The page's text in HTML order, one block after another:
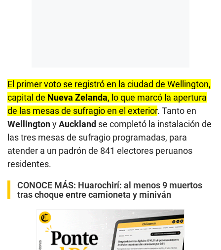
El primer voto se registró en la ciudad de Wellington,
capital de Nueva Zelanda, lo que marcó la apertura
de las mesas de sufragio en el exterior. Tanto en
WellingtonyAuckland se completó la instalación de
las tres mesas de sufragio programadas, para
atender a un padrón de 841 electores peruanos
residentes.
CONOCE MÁS: Huarochirí: al menos 9 muertos
tras choque entre camioneta y miniván